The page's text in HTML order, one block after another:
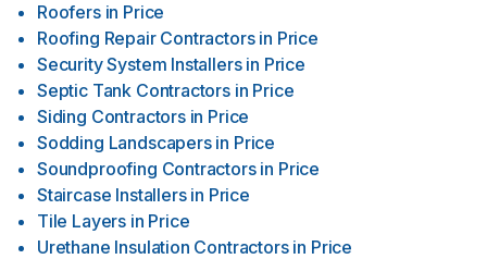
Roofers in Price
Roofing Repair Contractors in Price
Security System Installers in Price
Septic Tank Contractors in Price
Siding Contractors in Price
Sodding Landscapers in Price
Soundproofing Contractors in Price
Staircase Installers in Price
Tile Layers in Price
Urethane Insulation Contractors in Price